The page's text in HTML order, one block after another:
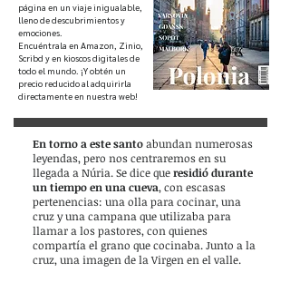
página en un viaje inigualable,
lleno de descubrimientos y
emociones.
Encuéntrala en Amazon, Zinio,
Scribd y en kioscos digitales de
todo el mundo. ¡Y obtén un
precio reducido al adquirirla
directamente en nuestra web!
En torno a este santoabundan numerosas
leyendas, pero nos centraremos en su
llegada a Núria. Se dice queresidió durante
un tiempo en una cueva, con escasas
pertenencias: una olla para cocinar, una
cruz y una campana que utilizaba para
llamar a los pastores, con quienes
compartía el grano que cocinaba. Junto a la
cruz, una imagen de la Virgen en el valle.